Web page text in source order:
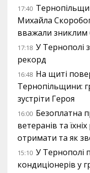
17:40
Михайла
вважали зниклим
17:18 У Тернополі
рекорд
16:48 На щиті
Тернопільщини:
зустріти Героя
16:00 Безоплатна
ветеранів та
отримати та як
15:10 У Тернополі
кондиціонерів у